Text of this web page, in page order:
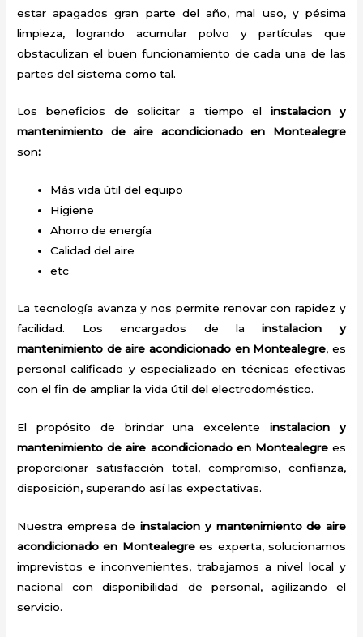
estar apagados gran parte del año, mal uso, y pésima
limpieza, logrando acumular polvo y partículas que
obstaculizan el buen funcionamiento de cada una de las
partes del sistema como tal.
Los beneficios de solicitar a tiempo elinstalacion y
mantenimiento de aire acondicionado en Montealegre
son:
Más vida útil del equipo
Higiene
Ahorro de energía
Calidad del aire
etc
La tecnología avanza y nos permite renovar con rapidez y
facilidad. Los encargados de lainstalacion y
mantenimiento de aire acondicionado en Montealegre, es
personal calificado y especializado en técnicas efectivas
con el fin de ampliar la vida útil del electrodoméstico.
El propósito de brindar una excelenteinstalacion y
mantenimiento de aire acondicionado en Montealegrees
proporcionar satisfacción total, compromiso, confianza,
disposición, superando así las expectativas.
Nuestra empresa deinstalacion y mantenimiento de aire
acondicionado en Montealegrees experta, solucionamos
imprevistos e inconvenientes, trabajamos a nivel local y
nacional con disponibilidad de personal, agilizando el
servicio.